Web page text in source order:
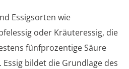
Essigsorten wie
oder Kräuteressig, die
fünfprozentige Säure
bildet die Grundlage des